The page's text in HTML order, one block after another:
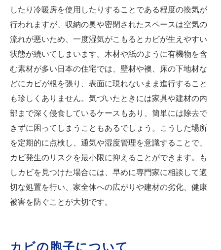
したり冷暖房を使用したりすることである程度の換気が
行われますが、収納の奥や密閉されたスペースは空気の
流れが悪いため、一度湿気がこもるとカビが生えやすい
状態が続いてしまいます。木材や紙のように有機物を含
む素材が多い日本の住宅では、壁材や襖、床の下地材な
どにカビが根を張り、表面に現れないまま進行すること
も珍しくありません。気づいたときには家具や建材の内
部まで深く侵食しているケースもあり、簡単には除去で
きずに困ってしまうこともあるでしょう。こうした場所
を定期的に点検し、通気や湿度管理を意識することで、
カビ発生のリスクを最小限に抑えることができます。も
しカビを見つけた場合には、早めに専門家に相談して適
切な処置を行い、家全体への広がりや建材の劣化、健康
被害を防ぐことが大切です。
カビの胞子について